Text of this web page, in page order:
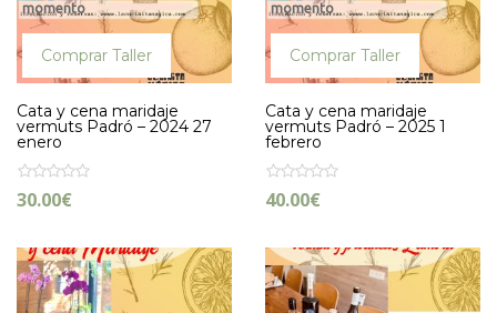
momento
Comprar Taller
Cata y cena maridaje
vermuts Padró – 2024 27
enero
30.00€
momento
Comprar Taller
Cata y cena maridaje
vermuts Padró – 2025 1
febrero
40.00€